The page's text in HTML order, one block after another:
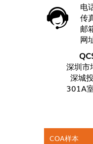
电
传
邮
网
深圳市
深城
301A
COA样本